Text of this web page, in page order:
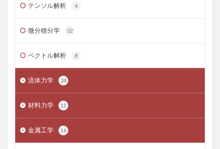
テンソル解析 4
微分積分学 32
ベクトル解析 8
流体力学 24
材料力学 11
金属工学 16